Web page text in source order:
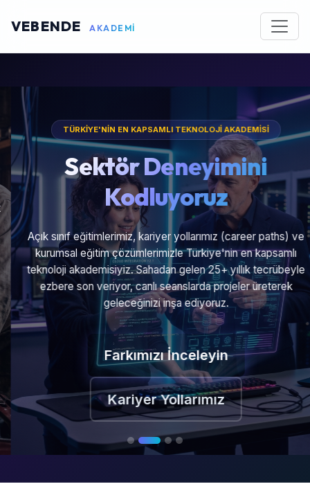
VEBENDE AKADEMİ
TÜRKİYE'NİN EN KAPSAMLI TEKNOLOJİ AKADEMİSİ
Sektör Deneyimini
Kodluyoruz
Açık sınıf eğitimlerimiz, kariyer yollarımız (career paths) ve
kurumsal eğitim çözümlerimizle Türkiye'nin en kapsamlı
teknoloji akademisiyiz. Sahadan gelen 25+ yıllık tecrübeyle
ezbere son veriyor, canlı seanslarda projeler üreterek
geleceğinizi inşa ediyoruz.
Farkımızı İnceleyin
Kariyer Yollarımız